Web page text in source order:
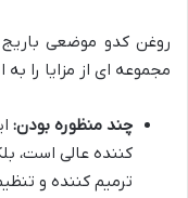
روغن کدو موضعی باریج
مجموعه ای از مزایا را به
چند منظوره بودن:
کننده عالی است،
ترمیم کننده و